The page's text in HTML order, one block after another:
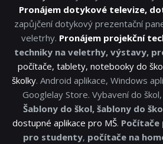
Pronájem dotykové televize,
zapůjčení dotykový prezentační
veletrhy. Pronájem projekční
techniky na veletrhy, výstavy,
počítače, tablety, notebooky do
školky. Android aplikace, Windows
Googlelay Store. Vybavení do
Šablony do škol, šablony do
dostupné aplikace pro MŠ.
pro studenty, počítače na